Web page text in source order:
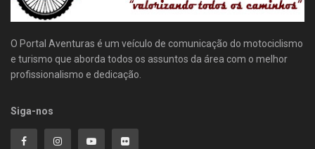
O Portal Aventuras é um veículo de comunicação do motociclismo
e turismo que aborda todos os assuntos da área com o melhor
profissionalismo e dedicação.
Siga-nos